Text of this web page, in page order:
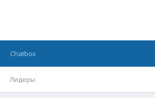
Лидеры
Chatbox